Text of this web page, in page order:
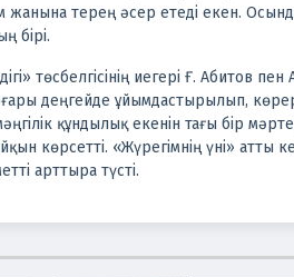
жанына терең әсер етеді екен.
бірі.
төсбелгісінің иегері Ғ. Абитов
деңгейде ұйымдастырылып,
құндылық екенін тағы бір
көрсетті. «Жүрегімнің үні» атты
арттыра түсті.